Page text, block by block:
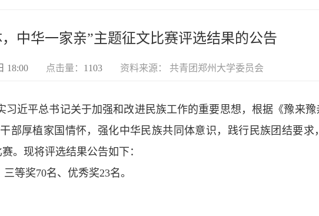
中华一家亲”主题征文比赛评选结果的公告
18:00 点击量： 1103 资料来源： 共青团郑州大学委员会
习近平总书记关于加强和改进民族工作的重要思想，根据《豫来
部厚植家国情怀，强化中华民族共同体意识，践行民族团结要求
。现将评选结果公告如下：
等奖70名、优秀奖23名。